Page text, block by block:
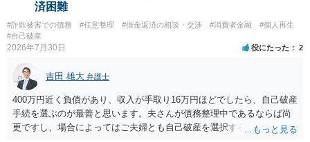
済困難
#詐欺被害での債務 #任意整理 #借金返済の相談・交渉 #消費者金融
#個人再生
#自己破産
2026年7月30日 役にたった 2
吉田 雄大 弁護士
400万円近く負債があり、収入が手取り16万円ほどでしたら、自己破産
手続を選ぶのが最善と思います。夫さんが債務整理中であるならば尚
更ですし、場合によってはご夫婦とも自己破産を選択する方法もある